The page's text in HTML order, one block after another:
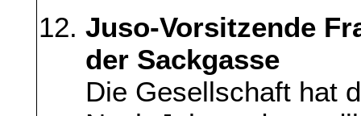
Juso-Vorsitzende
der Sackgasse
Die Gesellschaft hat